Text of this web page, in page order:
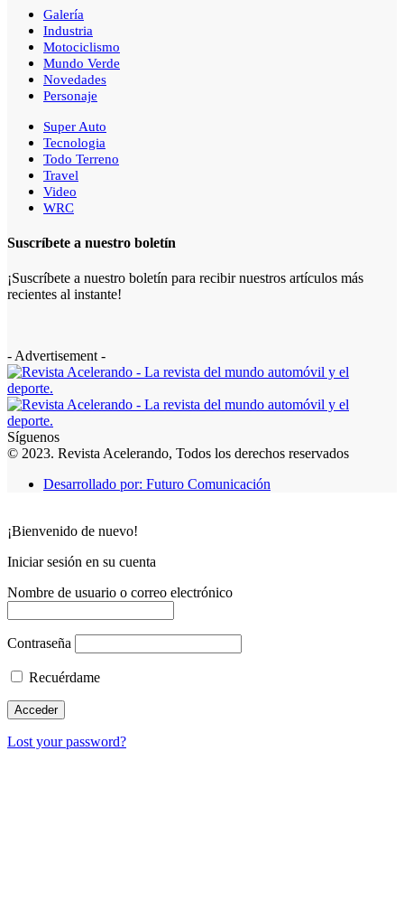
Galería
Industria
Motociclismo
Mundo Verde
Novedades
Personaje
Super Auto
Tecnologia
Todo Terreno
Travel
Video
WRC
Suscríbete a nuestro boletín
¡Suscríbete a nuestro boletín para recibir nuestros artículos más
recientes al instante!
- Advertisement -
Síguenos
© 2023. Revista Acelerando, Todos los derechos reservados
Desarrollado por: Futuro Comunicación
¡Bienvenido de nuevo!
Iniciar sesión en su cuenta
Nombre de usuario o correo electrónico
Contraseña
Recuérdame
Lost your password?